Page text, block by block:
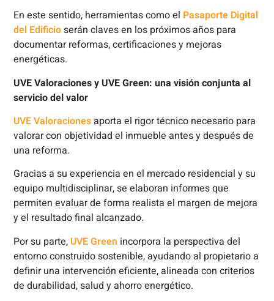
En este sentido, herramientas como el Pasaporte Digital
del Edificioserán claves en los próximos años para
documentar reformas, certificaciones y mejoras
energéticas.
UVE Valoraciones y UVE Green: una visión conjunta al
servicio del valor
UVE Valoracionesaporta el rigor técnico necesario para
valorar con objetividad el inmueble antes y después de
una reforma.
Gracias a su experiencia en el mercado residencial y su
equipo multidisciplinar, se elaboran informes que
permiten evaluar de forma realista el margen de mejora
y el resultado final alcanzado.
Por su parte, UVE Green incorpora la perspectiva del
entorno construido sostenible, ayudando al propietario a
definir una intervención eficiente, alineada con criterios
de durabilidad, salud y ahorro energético.